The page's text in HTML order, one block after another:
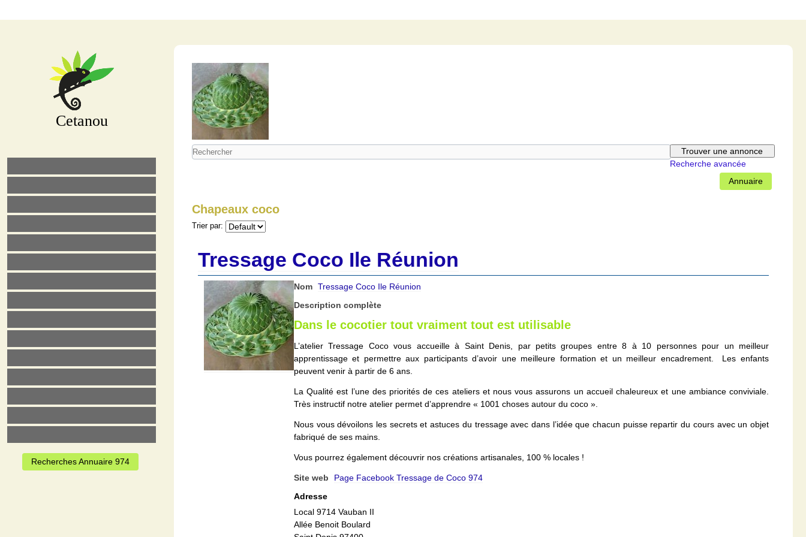
Cetanou
Recherches Annuaire 974
Recherche avancée
Annuaire
Chapeaux coco
Trier par:
Tressage Coco Ile Réunion
Nom Tressage Coco Ile Réunion
Description complète
Dans le cocotier tout vraiment tout est utilisable
L’atelier Tressage Coco vous accueille à Saint Denis, par petits groupes entre 8 à 10 personnes pour un meilleur
apprentissage et permettre aux participants d’avoir une meilleure formation et un meilleur encadrement. Les enfants
peuvent venir à partir de 6 ans.
La Qualité est l’une des priorités de ces ateliers et nous vous assurons un accueil chaleureux et une ambiance conviviale.
Très instructif notre atelier permet d’apprendre « 1001 choses autour du coco ».
Nous vous dévoilons les secrets et astuces du tressage avec dans l’idée que chacun puisse repartir du cours avec un objet
fabriqué de ses mains.
Vous pourrez également découvrir nos créations artisanales, 100 % locales !
Site web
Page Facebook Tressage de Coco 974
Adresse
Local 9714 Vauban II
Allée Benoit Boulard